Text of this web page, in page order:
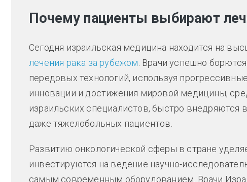
Почему пациенты выбирают
Сегодня израильская медицина находится на
лечения рака за рубежом . Врачи успешно
передовых технологий, используя
инновации и достижения мировой медицины,
израильских специалистов, быстро внедряются
даже тяжелобольных пациентов.
Развитию онкологической сферы в стране
инвестируются на ведение научно-
самым современным оборудованием. Врачи